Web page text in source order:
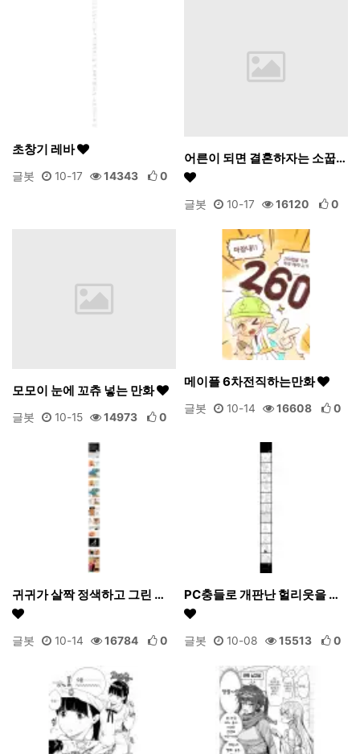
초창기 레바
글봇 10-17 14343 0
어른이 되면 결혼하자는 소꿉…
글봇 10-17 16120 0
모모이 눈에 꼬츄 넣는 만화
글봇 10-15 14973 0
메이플 6차전직하는만화
글봇 10-14 16608 0
귀귀가 살짝 정색하고 그린 …
글봇 10-14 16784 0
PC충들로 개판난 헐리웃을 …
글봇 10-08 15513 0